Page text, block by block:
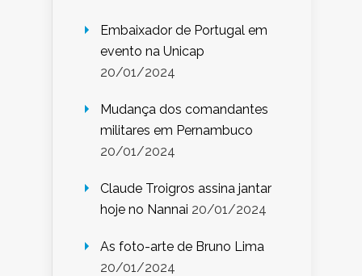
Embaixador de Portugal em
evento na Unicap
20/01/2024
Mudança dos comandantes
militares em Pernambuco
20/01/2024
Claude Troigros assina jantar
hoje no Nannai 20/01/2024
As foto-arte de Bruno Lima
20/01/2024